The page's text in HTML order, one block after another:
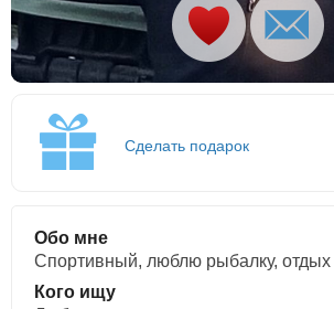
Сделать подарок
Обо мне
Спортивный, люблю рыбалку,
Кого ищу